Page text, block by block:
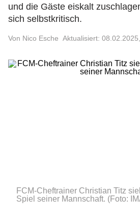
und die Gäste eiskalt
sich selbstkritisch.
Von Nico Esche Aktualisiert:
FCM-Cheftrainer Christian Titz
Spiel seiner Mannschaft. (Foto: